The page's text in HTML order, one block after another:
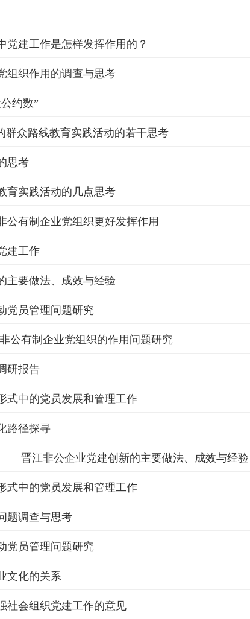
党建工作是怎样发挥作用的？
组织作用的调查与思考
约数”
群众路线教育实践活动的若干思考
思考
育实践活动的几点思考
公有制企业党组织更好发挥作用
建工作
主要做法、成效与经验
党员管理问题研究
公有制企业党组织的作用问题研究
研报告
式中的党员发展和管理工作
路径探寻
晋江非公企业党建创新的主要做法、成效与经验
式中的党员发展和管理工作
题调查与思考
党员管理问题研究
文化的关系
社会组织党建工作的意见
党建》